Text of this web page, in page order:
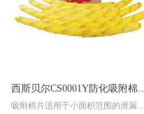
西斯贝尔CS0001Y防化吸附棉
黄色重型化学品附棉条
吸附棉片适用于小面积范围的泄漏处